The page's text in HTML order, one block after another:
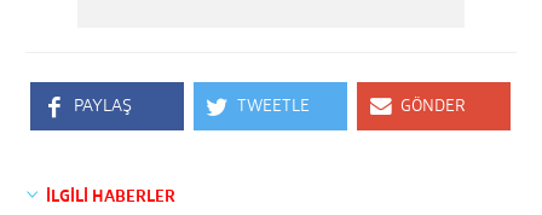
PAYLAŞ TWEETLE GÖNDER
İLGİLİ HABERLER